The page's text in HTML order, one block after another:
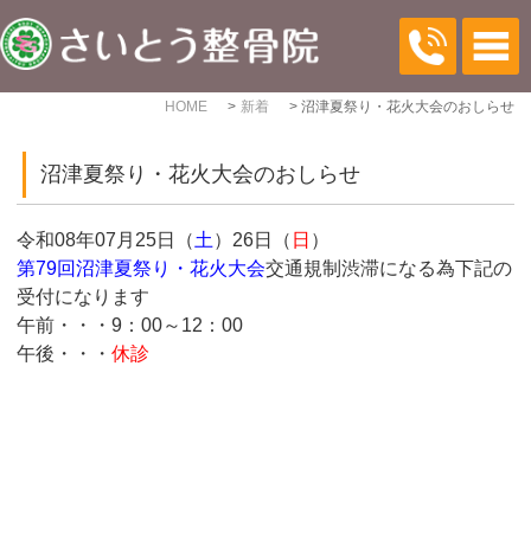
HOME 新着 沼津夏祭り・花火大会のおしらせ
沼津夏祭り・花火大会のおしらせ
令和08年07月25日（土 ）26日（ 日 ）
第79回沼津夏祭り・花火大会交通規制渋滞になる為下記の
受付になります
午前・・・9：00～12：00
午後・・・休診